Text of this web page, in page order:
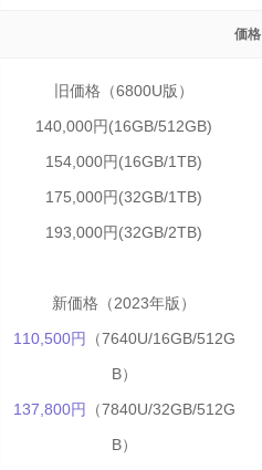
価格
旧価格（6800U版）
140,000円(16GB/512GB)
154,000円(16GB/1TB)
175,000円(32GB/1TB)
193,000円(32GB/2TB)
新価格（2023年版）
110,500円 （7640U/16GB/512G
B）
137,800円 （7840U/32GB/512G
B）